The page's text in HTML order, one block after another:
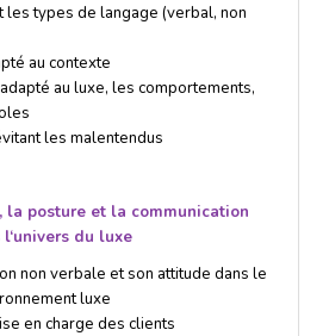
les types de langage (verbal, non
au contexte
au luxe, les comportements,
les malentendus
la posture et la communication
du luxe
non verbale et son attitude dans le
luxe
en charge des clients